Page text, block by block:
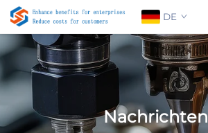
DE
Über Uns
Produkte Nachrichten